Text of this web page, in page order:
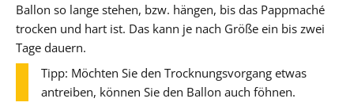
Ballon so lange stehen, bzw. hängen, bis das Pappmaché
trocken und hart ist. Das kann je nach Größe ein bis zwei
Tage dauern.
Tipp: Möchten Sie den Trocknungsvorgang etwas
antreiben, können Sie den Ballon auch föhnen.